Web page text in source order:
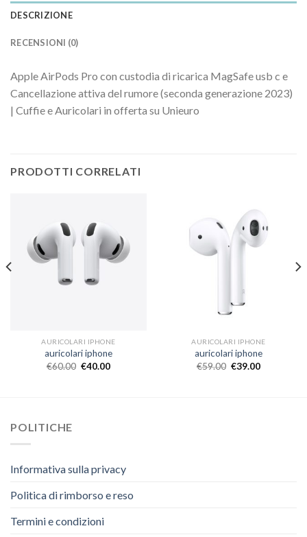
DESCRIZIONE
RECENSIONI (0)
Apple AirPods Pro con custodia di ricarica MagSafe usb c e
Cancellazione attiva del rumore (seconda generazione 2023)
| Cuffie e Auricolari in offerta su Unieuro
PRODOTTI CORRELATI
AURICOLARI IPHONE
auricolari iphone
€60.00 €40.00
AURICOLARI IPHONE
auricolari iphone
€59.00 €39.00
POLITICHE
Informativa sulla privacy
Politica di rimborso e reso
Termini e condizioni